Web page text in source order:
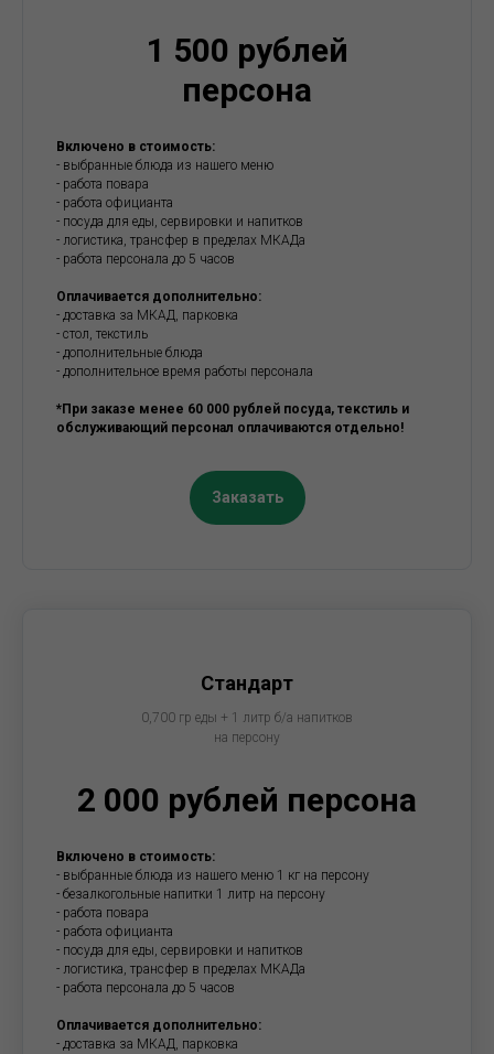
1 500 рублей
персона
Включено в стоимость:
- выбранные блюда из нашего меню
- работа повара
- работа официанта
- посуда для еды, сервировки и напитков
- логистика, трансфер в пределах МКАДа
- работа персонала до 5 часов
Оплачивается дополнительно:
- доставка за МКАД, парковка
- стол, текстиль
- дополнительные блюда
- дополнительное время работы персонала
*При заказе менее 60 000 рублей посуда, текстиль и
обслуживающий персонал оплачиваются отдельно!
Заказать
Стандарт
0,700 гр еды + 1 литр б/а напитков
на персону
2 000 рублей персона
Включено в стоимость:
- выбранные блюда из нашего меню 1 кг на персону
- безалкогольные напитки 1 литр на персону
- работа повара
- работа официанта
- посуда для еды, сервировки и напитков
- логистика, трансфер в пределах МКАДа
- работа персонала до 5 часов
Оплачивается дополнительно:
- доставка за МКАД, парковка